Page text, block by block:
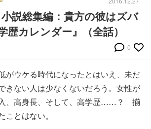
説総集編：貴方の彼はズバ
歴カレンダー』（全話）
0
がウケる時代になったとはいえ、未だ
きない人は少なくないだろう。女性が
、高身長、そして、高学歴……？ 揃
ことはない。